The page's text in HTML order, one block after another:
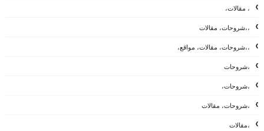
، مقالات،
،،شروحات، مقالات
،،شروحات، مقالات، مواقع،
،شروحات
،شروحات،
،شروحات، مقالات
،مقالات